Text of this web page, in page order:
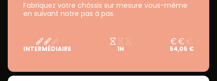
Fabriquez votre châssis sur mesure vous-même
en suivant notre pas à pas.
INTERMÉDIAIRE 1H 54,05 €